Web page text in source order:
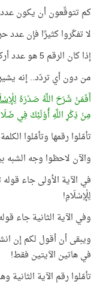
كم تتوقّعون أن يكون
لا تفكّروا كثيرًا فإن عدد حروفها 110 حروف، وهذا
إذا كان الرقم 5 هو عدد أركان الإسلام فإلى ماذا يشير العدد 22 هنا؟
من دون أي تردّد.. إنه
أَفَمَنْ شَرَحَ اللَّهُ صَدْرَهُ
مِنْ ذِكْرِ اللَّهِ أُوْلَئِكَ فِي
تأمّلوا رقمها وتأمّلوا الكلمة رقم 5 من
والآن لاحظوا وجه الشبه
في الآية الأولى جاء
لِلْإِسْلَامِ!
وفي الآية الثانية جاء
ويبقى أن أقول لكم إن
في هاتين الآيتين فقط!
تأمّلوا رقم الآية الثانية وهو